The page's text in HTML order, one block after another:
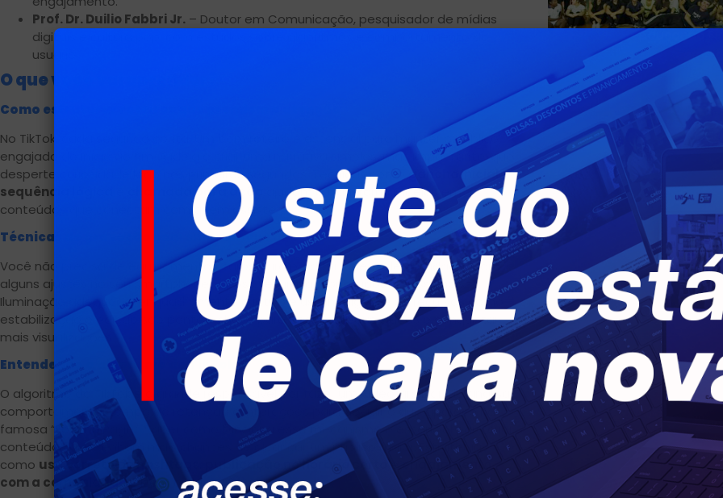
Prof. Dr. Duilio Fabbri Jr. – Doutor em Comunicação, pesquisador de mídias
digitais e cultura pop, com estudos sobre algoritmos e comportamento do
usuário.
O que você vai aprender?
Como estruturar roteiros que prendem a atenção
No TikTok, cada segundo conta. Um bom roteiro é essencial para manter o público
engajado do início ao fim. A ideia é criar uma narrativa simples, mas impactante, que
desperte curiosidade logo nos primeiros segundos. Técnicas comogancho inicial,
sequência lógica
chamada para ação
ajudam a transformar ideias em
conteúdos que conectam com quem assiste.
Técnicas de gravação com smartphone
Você não precisa de equipamentos caros para produzir vídeos de qualidade. Com
alguns ajustes no seu smartphone, é possível gravar conteúdos profissionais.
Iluminação adequada, enquadramento criativo e uso inteligente de recursos como
estabilização e edição são pontos-chave para destacar seus vídeos e conquistar
mais visualizações.
Entendendo o algoritmo do TikTok
O algoritmo do TikTok é o grande responsável por fazer um vídeo viralizar. Ele analisa
comportamento, tempo de retenção e interações para decidir o que aparece na
famosa “For You Page”. Saber como funciona esse mecanismo é essencial para criar
conteúdos que tenham mais chances de alcançar um público maior. Estratégias
como uso correto de hashtags publicação no horário certo e
engajamento
com a comunidadefazem toda a diferença.
Curso de Educação
UNISAL Lorena
integração entre